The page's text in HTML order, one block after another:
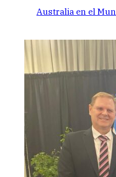
Australia en el